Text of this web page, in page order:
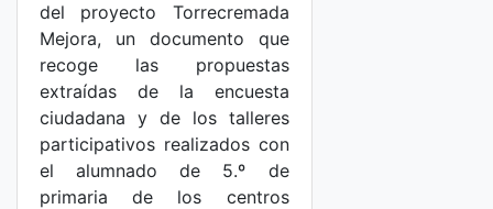
del proyecto Torrecremada
Mejora, un documento que
recoge las propuestas
extraídas de la encuesta
ciudadana y de los talleres
participativos realizados con
el alumnado de 5.º de
primaria de los centros